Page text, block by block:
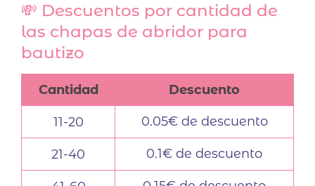
💸 Descuentos por cantidad de
las chapas de abridor para
bautizo
Cantidad Descuento
11-20 0.05€ de descuento
21-40 0.1€ de descuento